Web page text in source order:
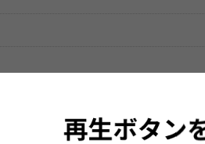
での君は…